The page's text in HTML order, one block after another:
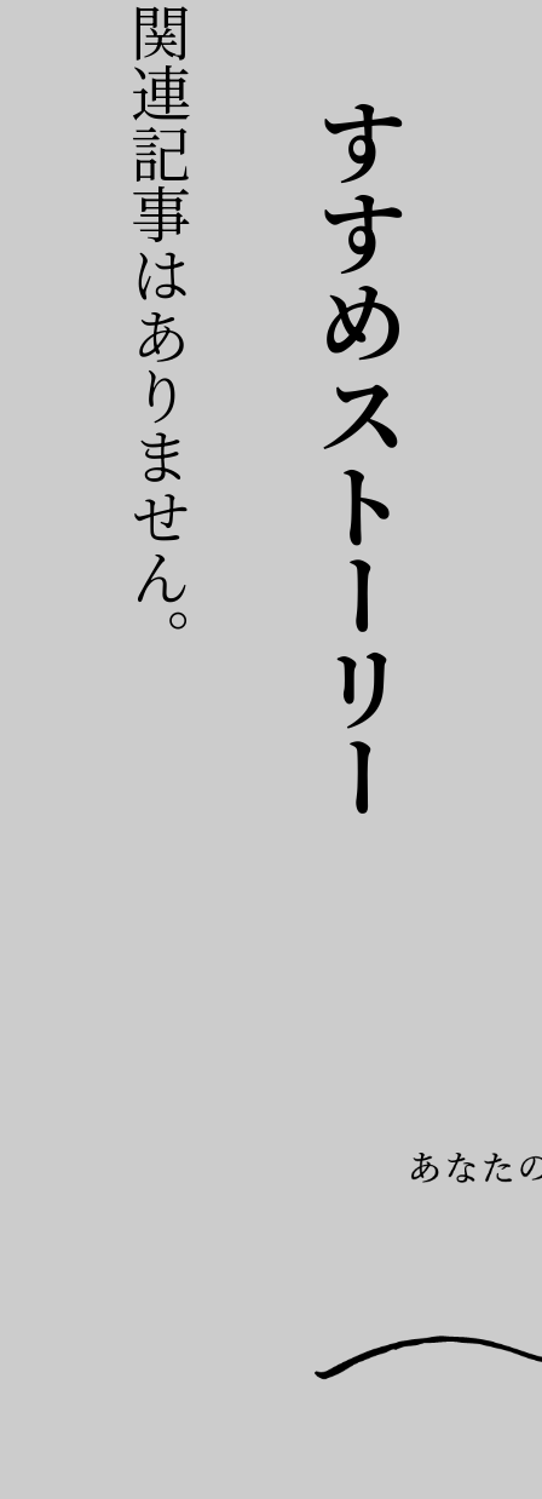
おすすめストーリー
関連記事はありません。